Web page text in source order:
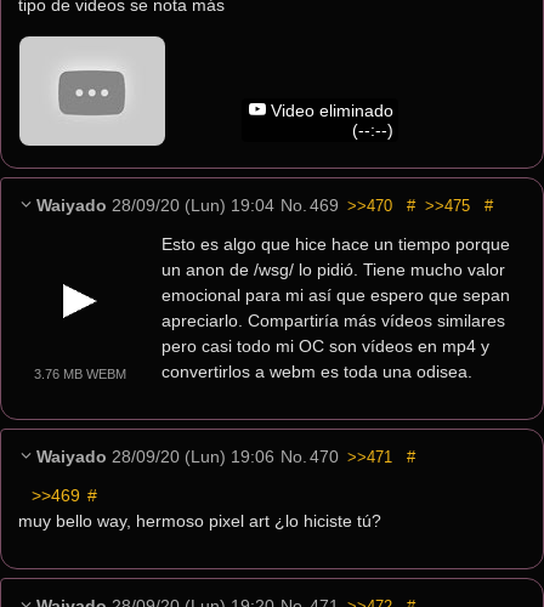
tipo de videos se nota más
Video eliminado
(--:--)
Waiyado 28/09/20 (Lun) 19:04 No. 469 >>470 # >>475 #
3.76 MB WEBM
Esto es algo que hice hace un tiempo porque
un anon de /wsg/ lo pidió. Tiene mucho valor
emocional para mi así que espero que sepan
apreciarlo. Compartiría más vídeos similares
pero casi todo mi OC son vídeos en mp4 y
convertirlos a webm es toda una odisea.
Waiyado 28/09/20 (Lun) 19:06 No. 470 >>471 #
>>469 #
muy bello way, hermoso pixel art ¿lo hiciste tú?